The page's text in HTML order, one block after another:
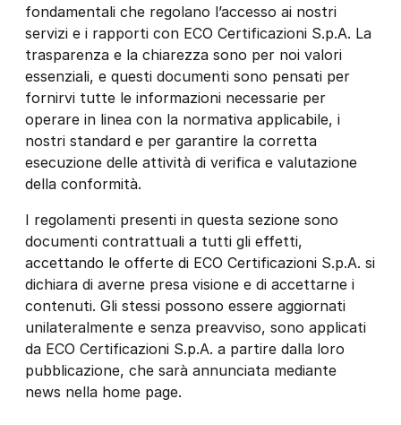
fondamentali che regolano l’accesso ai nostri
servizi e i rapporti con ECO Certificazioni S.p.A. La
trasparenza e la chiarezza sono per noi valori
essenziali, e questi documenti sono pensati per
fornirvi tutte le informazioni necessarie per
operare in linea con la normativa applicabile, i
nostri standard e per garantire la corretta
esecuzione delle attività di verifica e valutazione
della conformità.
I regolamenti presenti in questa sezione sono
documenti contrattuali a tutti gli effetti,
accettando le offerte di ECO Certificazioni S.p.A. si
dichiara di averne presa visione e di accettarne i
contenuti. Gli stessi possono essere aggiornati
unilateralmente e senza preavviso, sono applicati
da ECO Certificazioni S.p.A. a partire dalla loro
pubblicazione, che sarà annunciata mediante
news nella home page.